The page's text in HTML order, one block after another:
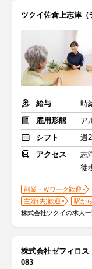
ツクイ佐倉上志津（
給与
時
雇用形態
ア
シフト
週
アクセス
志
徒
副業・Ｗワーク歓迎
主婦(夫)歓迎
駅か
株式会社ツクイの求人
株式会社ゼフィロ
083